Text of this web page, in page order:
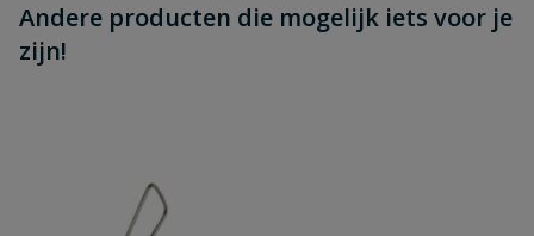
Andere producten die mogelijk iets voor je
zijn!